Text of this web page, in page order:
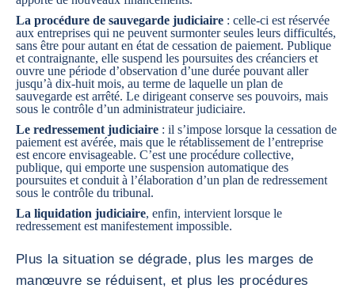
La procédure de sauvegarde judiciaire : celle-ci est réservée
aux entreprises qui ne peuvent surmonter seules leurs difficultés,
sans être pour autant en état de cessation de paiement. Publique
et contraignante, elle suspend les poursuites des créanciers et
ouvre une période d’observation d’une durée pouvant aller
jusqu’à dix-huit mois, au terme de laquelle un plan de
sauvegarde est arrêté. Le dirigeant conserve ses pouvoirs, mais
sous le contrôle d’un administrateur judiciaire.
Le redressement judiciaire : il s’impose lorsque la cessation de
paiement est avérée, mais que le rétablissement de l’entreprise
est encore envisageable. C’est une procédure collective,
publique, qui emporte une suspension automatique des
poursuites et conduit à l’élaboration d’un plan de redressement
sous le contrôle du tribunal.
La liquidation judiciaire, enfin, intervient lorsque le
redressement est manifestement impossible.
Plus la situation se dégrade, plus les marges de
manœuvre se réduisent, et plus les procédures